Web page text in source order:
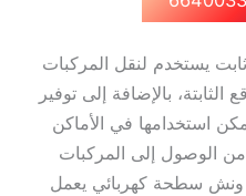
يستخدم لنقل المركبات
بالإضافة إلى توفير
استخدامها في الأماكن
الوصول إلى المركبات
ونش سطحة كهربائي يعمل